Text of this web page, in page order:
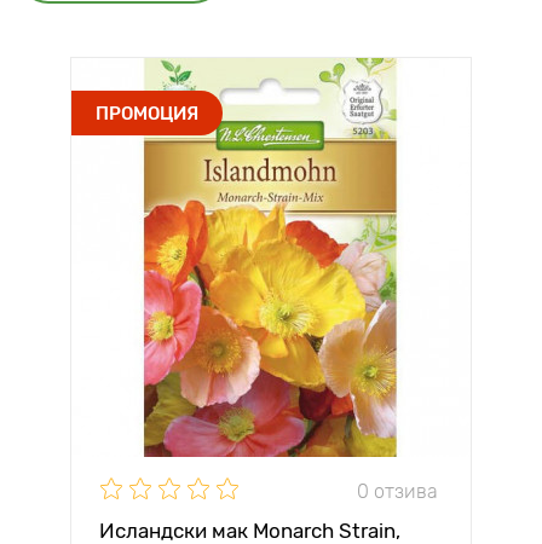
ПРОМОЦИЯ
0 отзива
Исландски мак Monarch Strain,